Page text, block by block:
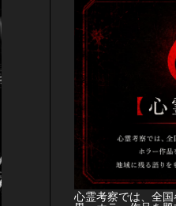
心霊考察では、全